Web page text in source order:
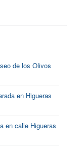
de los Olivos
en Higueras
en calle Higueras